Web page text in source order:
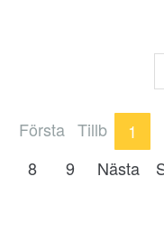
Första Tillb 1
8
9 Nästa